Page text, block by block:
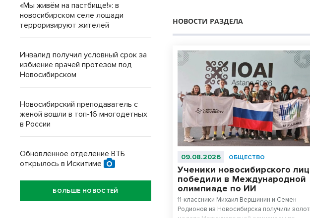
НОВОСТИ РАЗДЕЛА
09.08.2026 ОБЩЕСТВО
Ученики новосибирского
победили в Международной
олимпиаде по ИИ
11-классники Михаил Вершинин и Семен
Родионов из Новосибирска получили
«Мы живём на пастбище!»: в
новосибирском селе лошади
терроризируют жителей
Инвалид получил условный срок за
избиение врачей протезом под
Новосибирском
Новосибирский преподаватель с
женой вошли в топ-16 многодетных
в России
Обновлённое отделение ВТБ
открылось в Искитиме
БОЛЬШЕ НОВОСТЕЙ